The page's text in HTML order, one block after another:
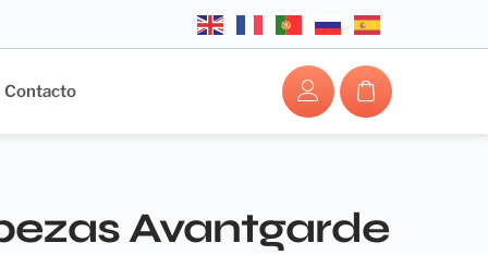
Contacto
Avantgarde